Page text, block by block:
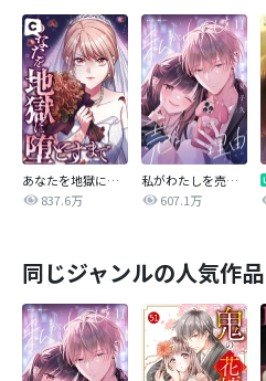
あなたを地獄に堕とすまで
837.6万
私がわたしを売る理由
607.1万
同じジャンルの人気作品